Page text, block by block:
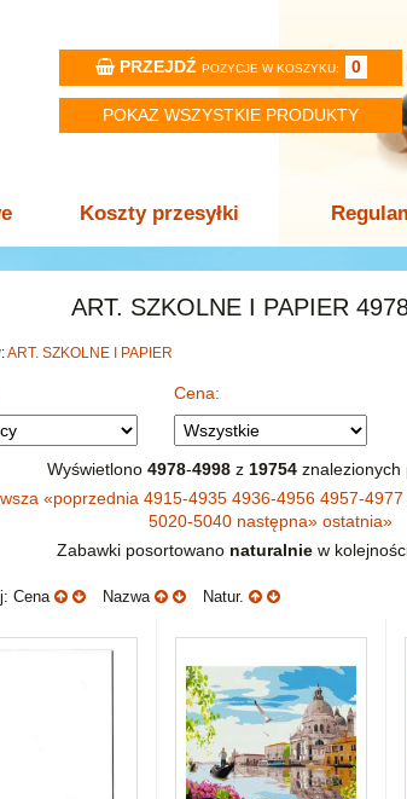
PRZEJDŹ POZYCJE W KOSZYKU: 0
POKAZ WSZYSTKIE PRODUKTY
Koszty przesyłki
ART. SZKOLNE I PAPIER
ART. SZKOLNE I PAPIER
Cena:
Wyświetlono 4978-4998z 19754znalezionych
«poprzednia 4915-4935 4936-4956 4957-4977
5020-5040 następna» ostatnia»
Zabawki posortowano naturalniew
Cena Nazwa Natur.